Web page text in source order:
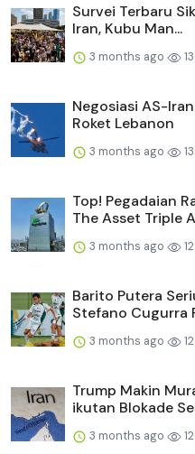
Survei Terbaru
Iran, Kubu Man...
3 months ago
Negosiasi AS-
Roket Lebanon
3 months ago
Top! Pegadaian
The Asset Triple A
3 months ago
Barito Putera
Stefano Cugurra
3 months ago
Trump Makin
ikutan Blokade
3 months ago